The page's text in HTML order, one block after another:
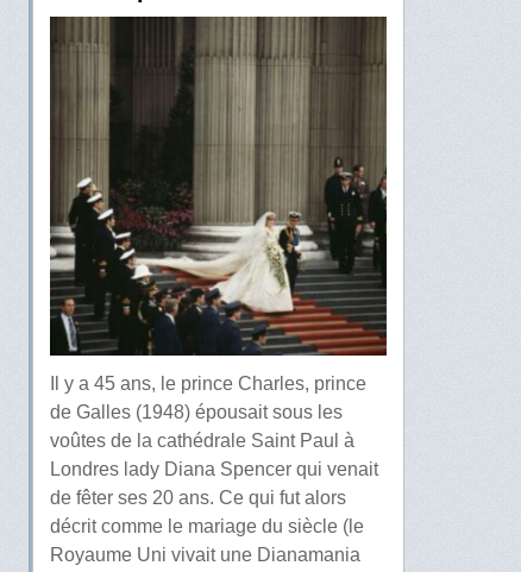
Il y a 45 ans, le prince Charles, prince
de Galles (1948) épousait sous les
voûtes de la cathédrale Saint Paul à
Londres lady Diana Spencer qui venait
de fêter ses 20 ans. Ce qui fut alors
décrit comme le mariage du siècle (le
Royaume Uni vivait une Dianamania